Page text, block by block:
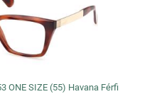
ONE SIZE (55) Havana Férfi